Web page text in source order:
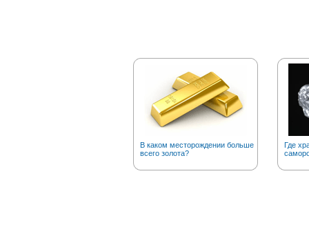
В каком месторождении больше
всего золота?
Где